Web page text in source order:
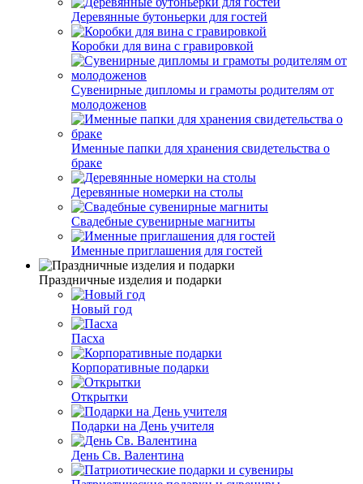
Деревянные бутоньерки для гостей
Коробки для вина с гравировкой
Сувенирные дипломы и грамоты родителям от
молодоженов
Именные папки для хранения свидетельства о
браке
Деревянные номерки на столы
Свадебные сувенирные магниты
Именные приглашения для гостей
Праздничные изделия и подарки
Новый год
Пасха
Корпоративные подарки
Открытки
Подарки на День учителя
День Св. Валентина